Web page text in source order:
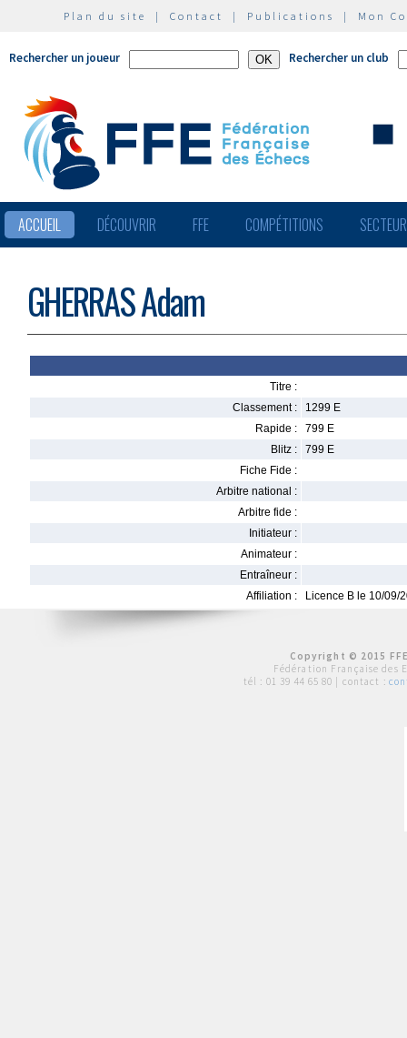
Plan du site | Contact | Publications | Mon
Rechercher un joueur Rechercher un club
ACCUEIL DÉCOUVRIR FFE COMPÉTITIONS
GHERRAS Adam
Titre :
Classement :
1299 E
Rapide :
799 E
Blitz :
799 E
Fiche Fide :
Arbitre national :
Arbitre fide :
Initiateur :
Animateur :
Entraîneur :
Affiliation :
Licence B le 10/09/
Copyright © 2015
Fédération Française des
tél : 01 39 44 65 80 | contact :